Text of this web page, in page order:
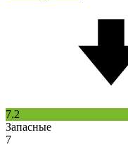
7.2
Запасные
7